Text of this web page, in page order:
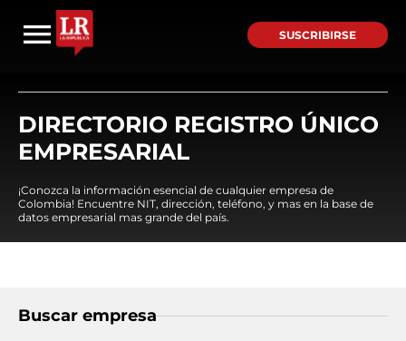
SUSCRIBIRSE
DIRECTORIO REGISTRO ÚNICO
EMPRESARIAL
¡Conozca la información esencial de cualquier empresa de
Colombia! Encuentre NIT, dirección, teléfono, y mas en la base de
datos empresarial mas grande del país.
Buscar empresa